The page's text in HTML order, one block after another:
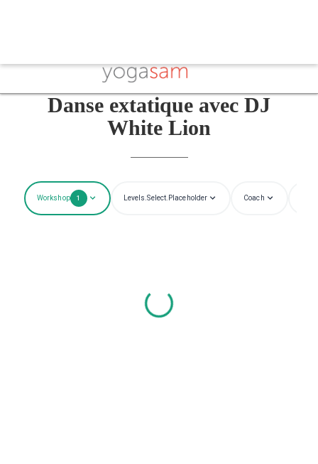
Danse extatique avec DJ
White Lion
Workshop 1 Levels.select.placeholder Coach